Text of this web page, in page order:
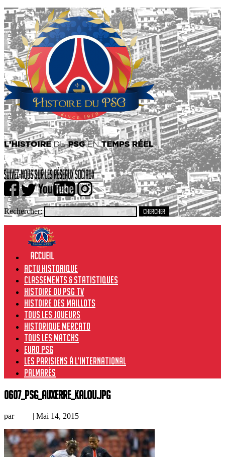
Rechercher:
Actu historique
Classements & Statistiques
Histoire du PSG TV
Histoire des maillots
Tous les joueurs
Historique Mercato
Tous les matchs
Euro PSG
Les Parisiens à l’international
Palmarès
0607_psg_auxerre_kalou.jpg
par | Mai 14, 2015